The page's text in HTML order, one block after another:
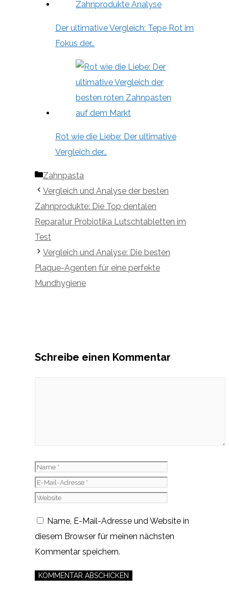
Der ultimative Vergleich: Tepe Rot im
Fokus der…
Rot wie die Liebe: Der ultimative
Vergleich der…
Kategorien
Zahnpasta
Vergleich und Analyse der besten
Zahnprodukte: Die Top dentalen
Reparatur Probiotika Lutschtabletten im
Test
Vergleich und Analyse: Die besten
Plaque-Agenten für eine perfekte
Mundhygiene
Schreibe einen Kommentar
Name
Name, E-Mail-Adresse und Website in
diesem Browser für meinen nächsten
Kommentar speichern.